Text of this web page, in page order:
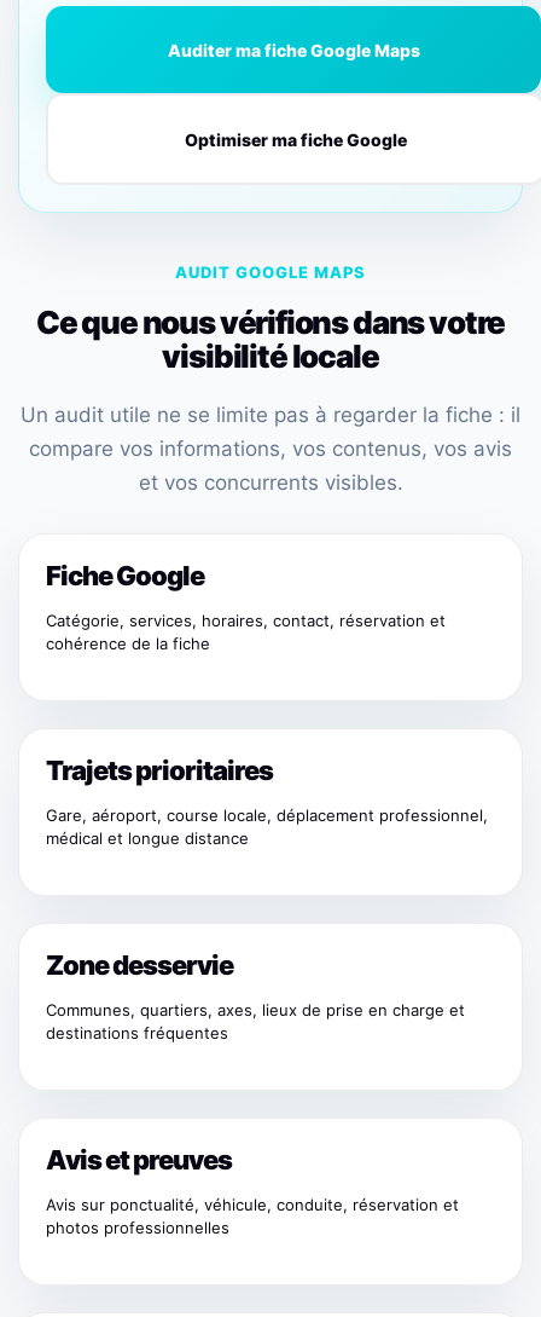
Auditer ma fiche Google Maps
Optimiser ma fiche Google
AUDIT GOOGLE MAPS
Ce que nous vérifions dans votre
visibilité locale
Un audit utile ne se limite pas à regarder la fiche : il
compare vos informations, vos contenus, vos avis
et vos concurrents visibles.
Fiche Google
Catégorie, services, horaires, contact, réservation et
cohérence de la fiche
Trajets prioritaires
Gare, aéroport, course locale, déplacement professionnel,
médical et longue distance
Zone desservie
Communes, quartiers, axes, lieux de prise en charge et
destinations fréquentes
Avis et preuves
Avis sur ponctualité, véhicule, conduite, réservation et
photos professionnelles